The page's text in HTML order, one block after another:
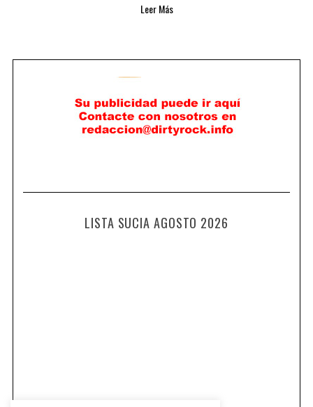
Leer Más
LISTA SUCIA AGOSTO 2026